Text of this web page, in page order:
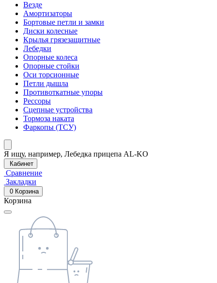
Везде
Амортизаторы
Бортовые петли и замки
Диски колесные
Крылья грязезащитные
Лебедки
Опорные колеса
Опорные стойки
Оси торсионные
Петли дышла
Противоткатные упоры
Рессоры
Сцепные устройства
Тормоза наката
Фаркопы (ТСУ)
Я ищу, например, Лебедка прицепа AL-KO
Кабинет
Сравнение
Закладки
0 Корзина
Корзина